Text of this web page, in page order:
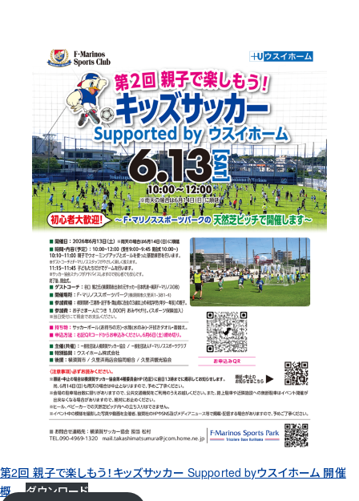
第2回 親子で楽しもう！キッズサッカー Supported byウスイホーム 開催
概ダウンロード